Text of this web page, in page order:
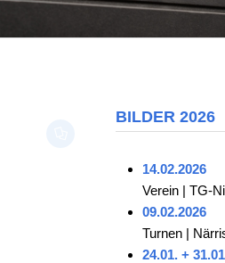
BILDER 2026
14.02.2026
Verein | TG-
09.02.2026
Turnen |
24.01. +